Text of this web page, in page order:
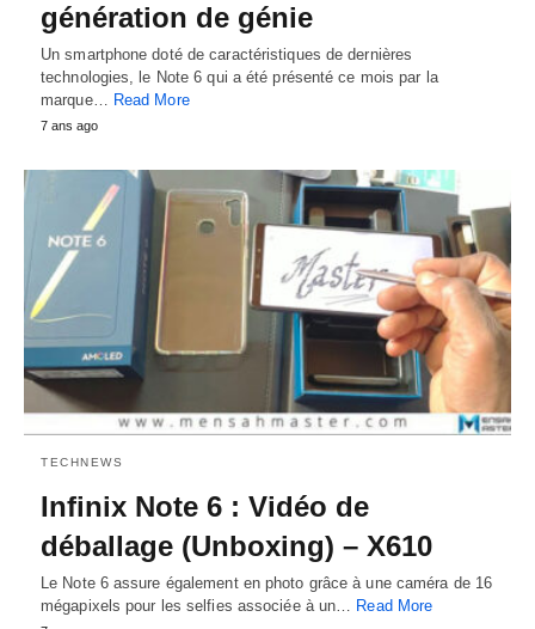
génération de génie
Un smartphone doté de caractéristiques de dernières
technologies, le Note 6 qui a été présenté ce mois par la
marque… Read More
7 ans ago
TECHNEWS
Infinix Note 6 : Vidéo de
déballage (Unboxing) – X610
Le Note 6 assure également en photo grâce à une caméra de 16
mégapixels pour les selfies associée à un…
Read More